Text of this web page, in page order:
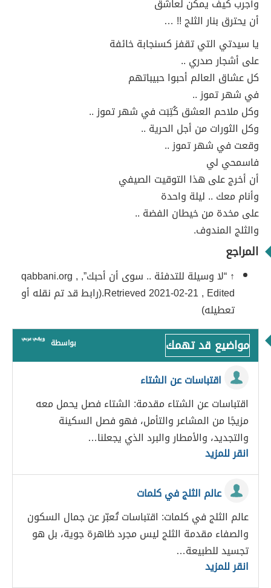
وأجرب كيف يمكن لعاشق
أن يحترق بنار الثلج !! …
يا سيدتي التي تقفز كسنجابة خائفة
على أشجار صدري ..
كل عشاق العالم أحبوا حبيباتهم
في شهر تموز ..
وكل ملاحم العشق كُتِبَت في شهر تموز ..
وكل الثورات من أجل الحرية ..
وقعت في شهر تموز ..
فاسمحي لي
أن أخرج على هذا التوقيت الصيفي
وأنام معك .. ليلة واحدة
على مخدة من خيطان الفضة ..
والثلج المندوف.
المراجع
↑ “لا وسيلة للتدفئة .. سوى أن أحبك”, qabbani.org ,
Retrieved 2021-02-21 , Edited.(رابط قد تم نقله أو
تعطيله)
مواضيع قد تهمك بواسطة
اقتباسات عن الشتاء
اقتباسات عن الشتاء مقدمة: الشتاء فصل يحمل معه
مزيجًا من المشاعر والتأمل، فهو فصل السكينة
والتجديد، والأمطار والبرد الذي يجعلنا…
انقر للمزيد
عالم الثلج في كلمات
عالم الثلج في كلمات: اقتباسات تُعبّر عن جمال السكون
والصفاء مقدمة الثلج ليس مجرد ظاهرة جوية، بل هو
تجسيد للطبيعة…
انقر للمزيد